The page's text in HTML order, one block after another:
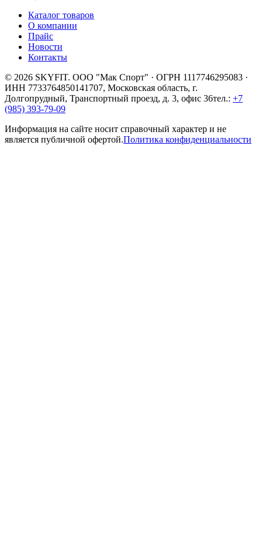
Каталог товаров
О компании
Прайс
Новости
Контакты
© 2026 SKYFIT. ООО "Мак Спорт" · ОГРН 1117746295083 ·
ИНН 7733764850141707, Московская область, г.
Долгопрудный, Транспортный проезд, д. 3, офис 36тел.: +7
(985) 393-79-09
Информация на сайте носит справочный характер и не
является публичной офертой.Политика конфиденциальности